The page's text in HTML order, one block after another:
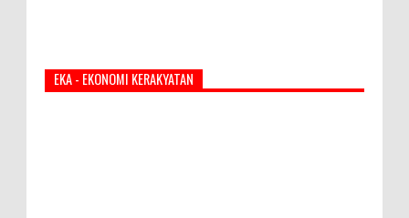
EKA - EKONOMI KERAKYATAN